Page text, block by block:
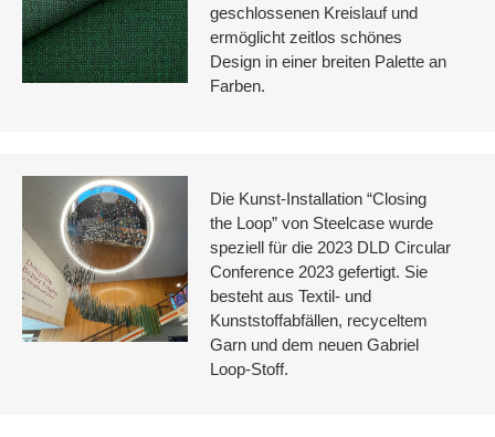
geschlossenen Kreislauf und
ermöglicht zeitlos schönes
Design in einer breiten Palette an
Farben.
Die Kunst-Installation “Closing
the Loop” von Steelcase wurde
speziell für die 2023 DLD Circular
Conference 2023 gefertigt. Sie
besteht aus Textil- und
Kunststoffabfällen, recyceltem
Garn und dem neuen Gabriel
Loop-Stoff.